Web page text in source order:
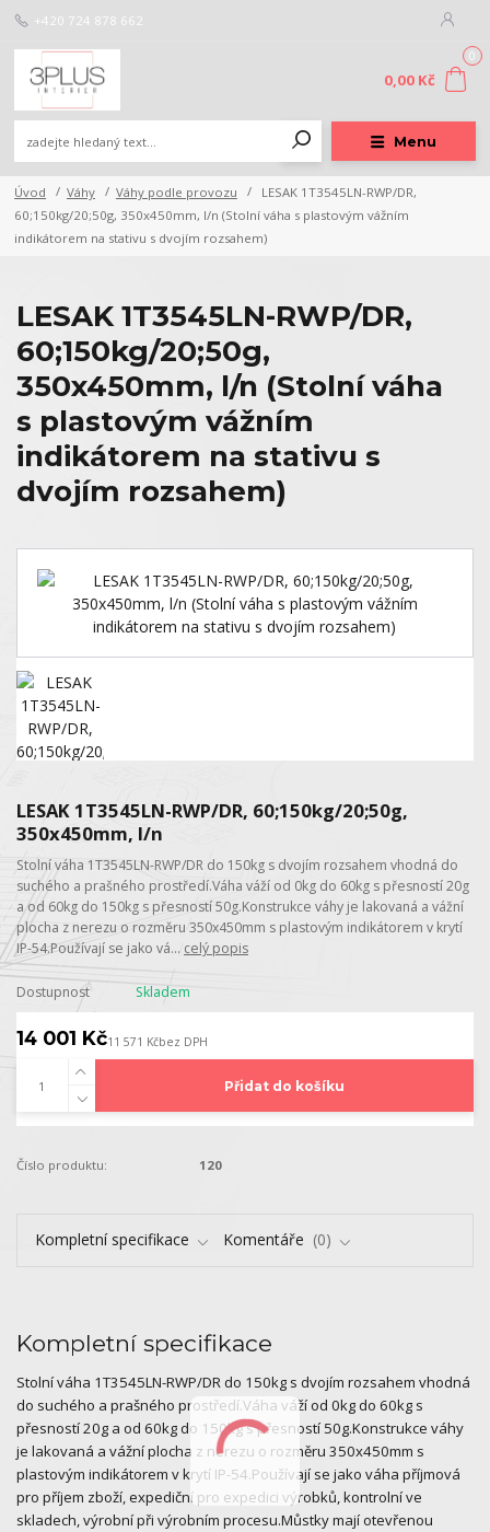
Menu
+420 724 878 662
0
0,00 Kč
Úvod Váhy Váhy podle provozu
LESAK 1T3545LN-RWP/DR,
60;150kg/20;50g, 350x450mm, l/n (Stolní váha s plastovým vážním
indikátorem na stativu s dvojím rozsahem)
LESAK 1T3545LN-RWP/DR,
60;150kg/20;50g,
350x450mm, l/n (Stolní váha
s plastovým vážním
indikátorem na stativu s
dvojím rozsahem)
LESAK 1T3545LN-RWP/DR, 60;150kg/20;50g,
350x450mm, l/n
Stolní váha 1T3545LN-RWP/DR do 150kg s dvojím rozsahem vhodná do
suchého a prašného prostředí.Váha váží od 0kg do 60kg s přesností 20g
a od 60kg do 150kg s přesností 50g.Konstrukce váhy je lakovaná a vážní
plocha z nerezu o rozměru 350x450mm s plastovým indikátorem v krytí
IP-54.Používají se jako vá... celý popis
Dostupnost Skladem
14 001 Kč11 571 Kčbez DPH
Přidat do košíku
Číslo produktu: 120
Kompletní specifikace Komentáře 0
Kompletní specifikace
Stolní váha 1T3545LN-RWP/DR do 150kg s dvojím rozsahem vhodná
do suchého a prašného prostředí.Váha váží od 0kg do 60kg s
přesností 20g a od 60kg do 150kg s přesností 50g.Konstrukce váhy
je lakovaná a vážní plocha z nerezu o rozměru 350x450mm s
plastovým indikátorem v krytí IP-54.Používají se jako váha příjmová
pro příjem zboží, expediční pro expedici výrobků, kontrolní ve
skladech, výrobní při výrobním procesu.Můstky mají otevřenou